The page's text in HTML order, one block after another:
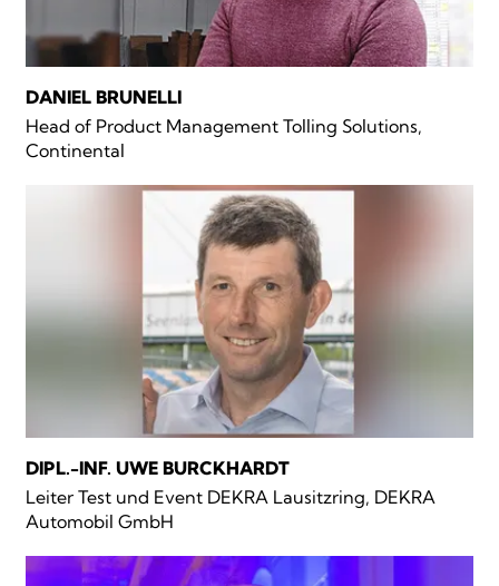
DANIEL BRUNELLI
Head of Product Management Tolling Solutions,
Continental
DIPL.-INF. UWE BURCKHARDT
Leiter Test und Event DEKRA Lausitzring, DEKRA
Automobil GmbH